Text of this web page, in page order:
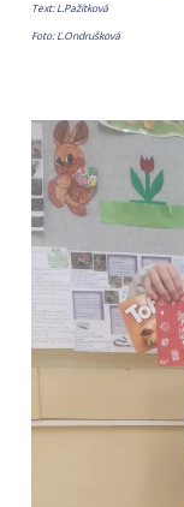
Text: L.Pažítková
Foto: Ľ.Ondrušková